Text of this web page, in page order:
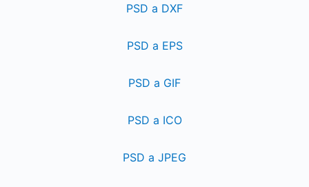
PSD a DXF
PSD a EPS
PSD a GIF
PSD a ICO
PSD a JPEG